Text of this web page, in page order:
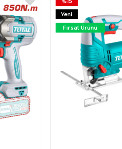
Yeni
Ürün
Fırsat Ürünü